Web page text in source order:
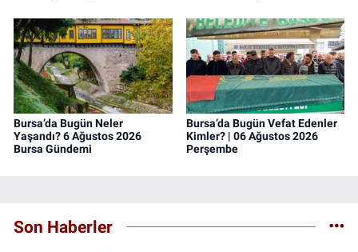
Bursa’da Bugün Neler
Yaşandı? 6 Ağustos 2026
Bursa Gündemi
Bursa’da Bugün Vefat Edenler
Kimler? | 06 Ağustos 2026
Perşembe
Son Haberler